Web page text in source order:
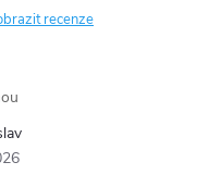
recenze